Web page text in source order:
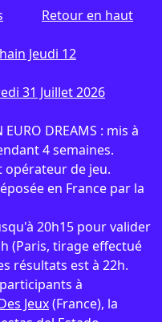
Retour en haut
Jeudi 12
31 Juillet 2026
EURO DREAMS : mis à
4 semaines.
opérateur de jeu.
en France par la
20h15 pour valider
(Paris, tirage effectué
résultats est à 22h.
à
Jeux(France), la